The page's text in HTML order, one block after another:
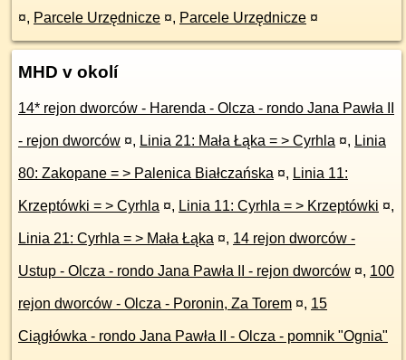
¤, Parcele Urzędnicze ¤, Parcele Urzędnicze ¤
MHD v okolí
14* rejon dworców - Harenda - Olcza - rondo Jana Pawła II
- rejon dworców ¤, Linia 21: Mała Łąka = > Cyrhla ¤, Linia
80: Zakopane = > Palenica Białczańska ¤, Linia 11:
Krzeptówki = > Cyrhla ¤, Linia 11: Cyrhla = > Krzeptówki ¤,
Linia 21: Cyrhla = > Mała Łąka ¤, 14 rejon dworców -
Ustup - Olcza - rondo Jana Pawła II - rejon dworców ¤, 100
rejon dworców - Olcza - Poronin, Za Torem ¤, 15
Ciągłówka - rondo Jana Pawła II - Olcza - pomnik "Ognia"